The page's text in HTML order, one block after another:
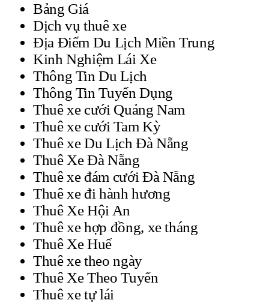
Bảng Giá
Dịch vụ thuê xe
Địa Điểm Du Lịch Miền Trung
Kinh Nghiệm Lái Xe
Thông Tin Du Lịch
Thông Tin Tuyển Dụng
Thuê xe cưới Quảng Nam
Thuê xe cưới Tam Kỳ
Thuê xe Du Lịch Đà Nẵng
Thuê Xe Đà Nẵng
Thuê xe đám cưới Đà Nẵng
Thuê xe đi hành hương
Thuê Xe Hội An
Thuê xe hợp đồng, xe tháng
Thuê Xe Huế
Thuê xe theo ngày
Thuê Xe Theo Tuyến
Thuê xe tự lái